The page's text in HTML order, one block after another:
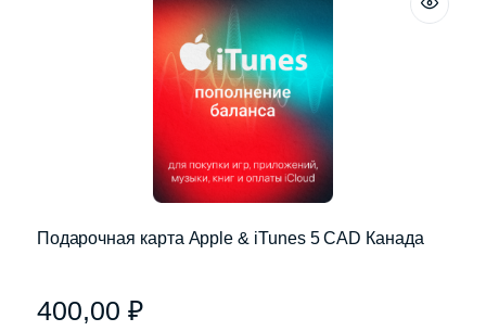
Подарочная карта Apple & iTunes 5 CAD Канада
400,00 ₽